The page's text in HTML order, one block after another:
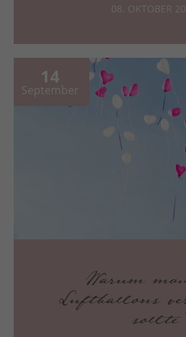
08. OKTOBER
14
September
Warum
Luftballons
sollte